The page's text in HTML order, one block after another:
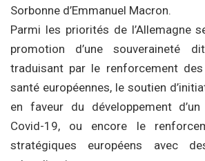
Sorbonne d’Emmanuel Macron.
Parmi les priorités de l’Allemagne
promotion d’une souveraineté
traduisant par le renforcement
santé européennes, le soutien
en faveur du développement
Covid-19, ou encore le
stratégiques européens avec